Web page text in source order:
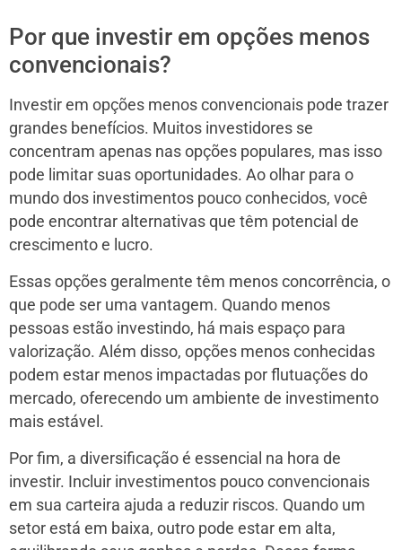
Por que investir em opções menos
convencionais?
Investir em opções menos convencionais pode trazer
grandes benefícios. Muitos investidores se
concentram apenas nas opções populares, mas isso
pode limitar suas oportunidades. Ao olhar para o
mundo dos investimentos pouco conhecidos, você
pode encontrar alternativas que têm potencial de
crescimento e lucro.
Essas opções geralmente têm menos concorrência, o
que pode ser uma vantagem. Quando menos
pessoas estão investindo, há mais espaço para
valorização. Além disso, opções menos conhecidas
podem estar menos impactadas por flutuações do
mercado, oferecendo um ambiente de investimento
mais estável.
Por fim, a diversificação é essencial na hora de
investir. Incluir investimentos pouco convencionais
em sua carteira ajuda a reduzir riscos. Quando um
setor está em baixa, outro pode estar em alta,